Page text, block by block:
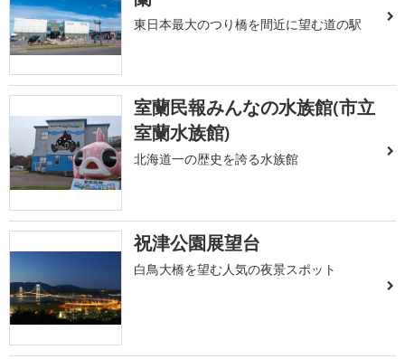
東日本最大のつり橋を間近に望む道の駅
室蘭民報みんなの水族館(市立
室蘭水族館)
北海道一の歴史を誇る水族館
祝津公園展望台
白鳥大橋を望む人気の夜景スポット